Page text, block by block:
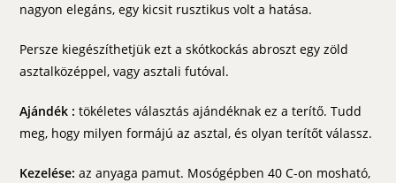
nagyon elegáns, egy kicsit rusztikus volt a hatása.
Persze kiegészíthetjük ezt a skótkockás abroszt egy zöld
asztalközéppel, vagy asztali futóval.
Ajándék : tökéletes választás ajándéknak ez a terítő. Tudd
meg, hogy milyen formájú az asztal, és olyan terítőt válassz.
Kezelése: az anyaga pamut. Mosógépben 40 C-on mosható,